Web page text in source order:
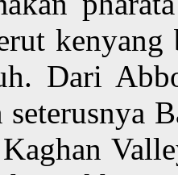
kenyang
Dari
seterusnya